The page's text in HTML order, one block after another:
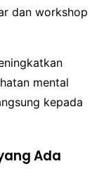
dan workshop
mental
kepada
Ada